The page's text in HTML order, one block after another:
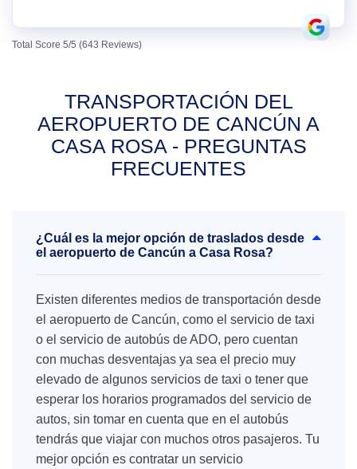
Total Score 5/5 (643 Reviews)
TRANSPORTACIÓN DEL
AEROPUERTO DE CANCÚN A
CASA ROSA - PREGUNTAS
FRECUENTES
¿Cuál es la mejor opción de traslados desde
el aeropuerto de Cancún a Casa Rosa?
Existen diferentes medios de transportación desde
el aeropuerto de Cancún, como el servicio de taxi
o el servicio de autobús de ADO, pero cuentan
con muchas desventajas ya sea el precio muy
elevado de algunos servicios de taxi o tener que
esperar los horarios programados del servicio de
autos, sin tomar en cuenta que en el autobús
tendrás que viajar con muchos otros pasajeros. Tu
mejor opción es contratar un servicio